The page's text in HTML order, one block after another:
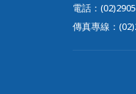
電話：
傳真專線：